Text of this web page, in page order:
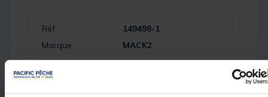
Réf.
149498-1
Marque
MACK2